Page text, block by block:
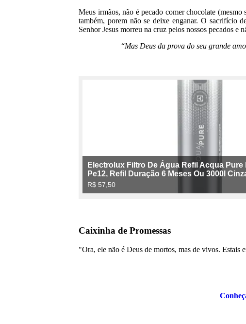
Meus irmãos, não é pecado comer chocolate
também, porem não se deixe enganar. O sacrifício
Senhor Jesus morreu na cruz pelos nossos pecados e
“Mas Deus da prova do seu grande
Caixinha de Promessas
"Ora, ele não é Deus de mortos, mas de vivos. Estais